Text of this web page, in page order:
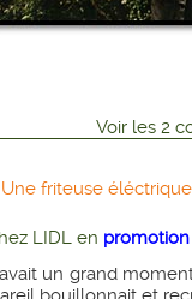
Voir les 2
Une friteuse éléctrique
LIDL en
un grand